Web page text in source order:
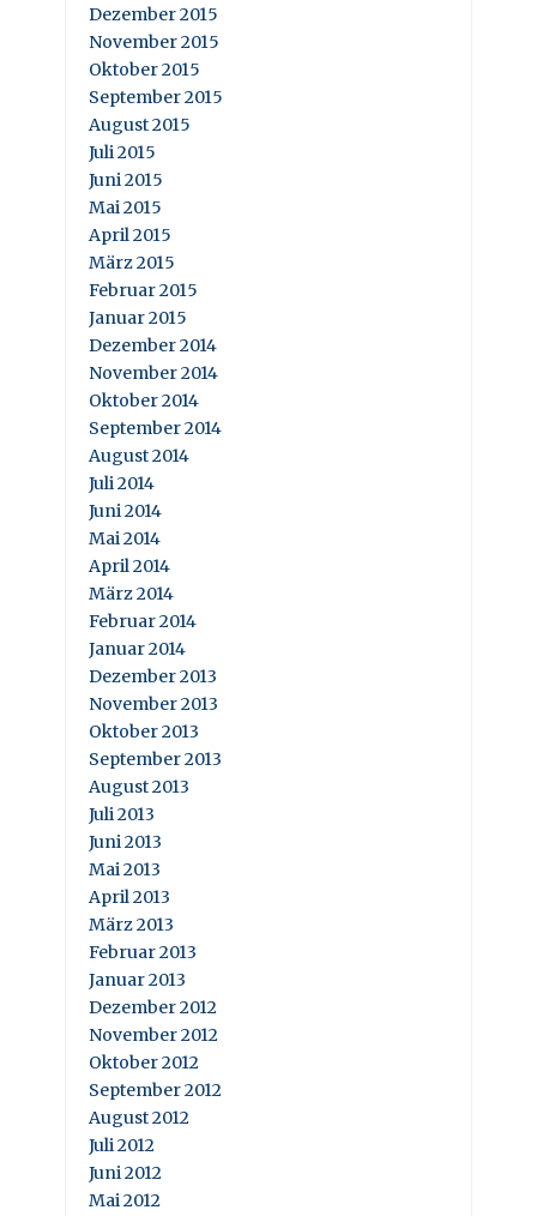
Dezember 2015
November 2015
Oktober 2015
September 2015
August 2015
Juli 2015
Juni 2015
Mai 2015
April 2015
März 2015
Februar 2015
Januar 2015
Dezember 2014
November 2014
Oktober 2014
September 2014
August 2014
Juli 2014
Juni 2014
Mai 2014
April 2014
März 2014
Februar 2014
Januar 2014
Dezember 2013
November 2013
Oktober 2013
September 2013
August 2013
Juli 2013
Juni 2013
Mai 2013
April 2013
März 2013
Februar 2013
Januar 2013
Dezember 2012
November 2012
Oktober 2012
September 2012
August 2012
Juli 2012
Juni 2012
Mai 2012